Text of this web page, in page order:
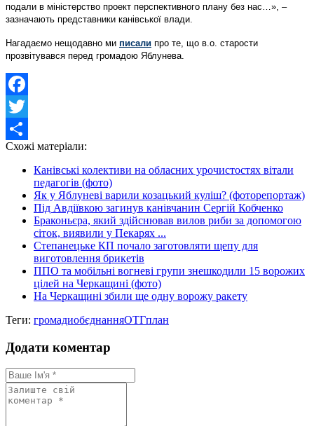
подали в міністерство проект перспективного плану без нас…», –
зазначають представники канівської влади.
Нагадаємо нещодавно ми писали про те, що в.о. старости
прозвітувався перед громадою Яблунева.
Facebook
Twitter
Share
Схожі матеріали:
Канівські колективи на обласних урочистостях вітали
педагогів (фото)
Як у Яблуневі варили козацький куліш? (фоторепортаж)
Під Авдіївкою загинув канівчанин Сергій Кобченко
Браконьєра, який здійснював вилов риби за допомогою
сіток, виявили у Пекарях ...
Степанецьке КП почало заготовляти щепу для
виготовлення брикетів
ППО та мобільні вогневі групи знешкодили 15 ворожих
цілей на Черкащині (фото)
На Черкащині збили ще одну ворожу ракету
Теги: громадиобєднанняОТГплан
Додати коментар